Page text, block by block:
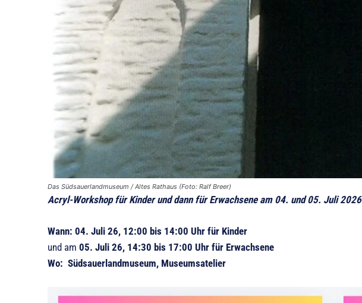
Das Südsauerlandmuseum / Altes Rathaus (Foto: Ralf Breer)
Acryl-Workshop für Kinder und dann für Erwachseneam 04. und 05. Juli 2026
Wann: 04. Juli 26, 12:00 bis 14:00 Uhr für Kinder
und am 05. Juli 26, 14:30 bis 17:00 Uhr für Erwachsene
Wo: Südsauerlandmuseum, Museumsatelier